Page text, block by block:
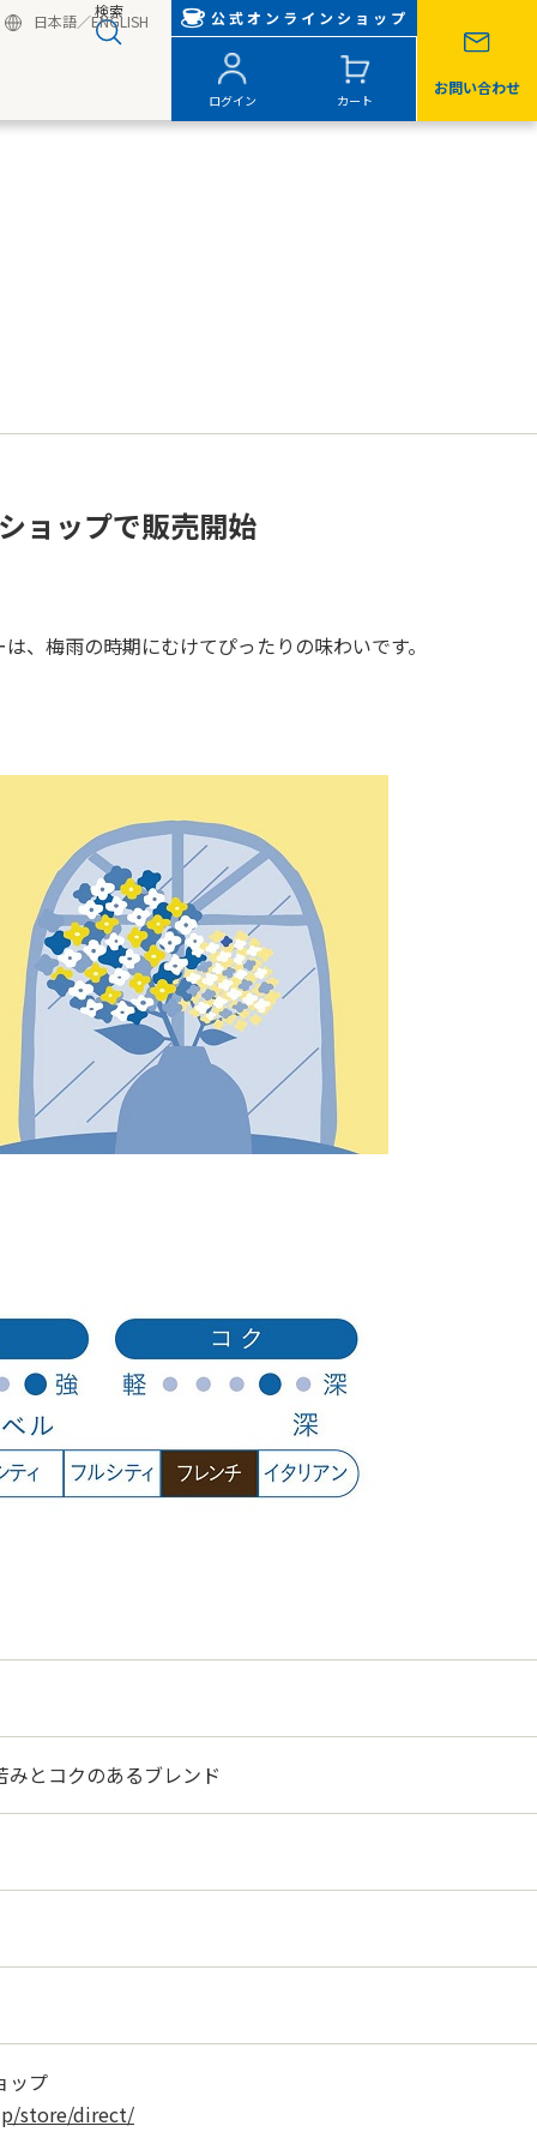
日本語／ENGLISH
検索 公式オンラインショップ
ログイン カート
お問い合わせ
ョップで販売開始
、梅雨の時期にむけてぴったりの味わいです。
とコクのあるブレンド
ップ
store/direct/